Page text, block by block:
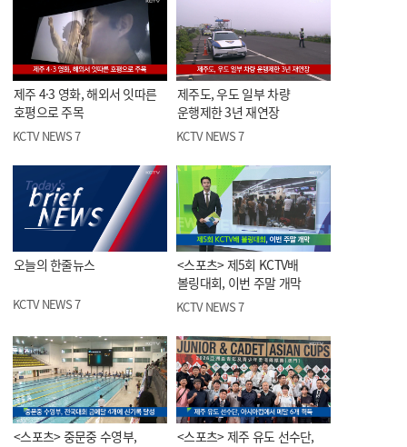
제주 4·3 영화, 해외서 잇따른
호평으로 주목
KCTV NEWS 7
제주도, 우도 일부 차량
운행제한 3년 재연장
KCTV NEWS 7
오늘의 한줄뉴스
KCTV NEWS 7
<스포츠> 제5회 KCTV배
볼링대회, 이번 주말 개막
KCTV NEWS 7
<스포츠> 중문중 수영부,
<스포츠> 제주 유도 선수단,